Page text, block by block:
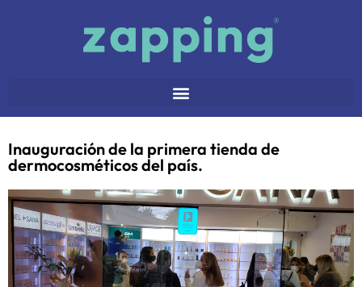
Inauguración de la primera tienda de
dermocosméticos del país.